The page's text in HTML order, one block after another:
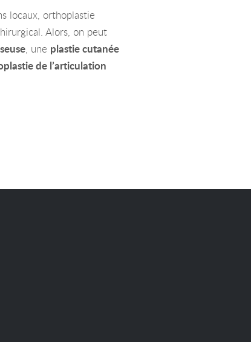
locaux, orthoplastie
Alors, on peut
, une plastie cutanée
de l’articulation